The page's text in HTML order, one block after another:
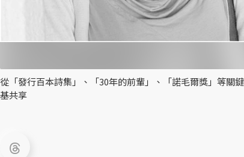
從「發行百本詩集」、「30年的前輩」、「諾毛爾獎」等關
基共享